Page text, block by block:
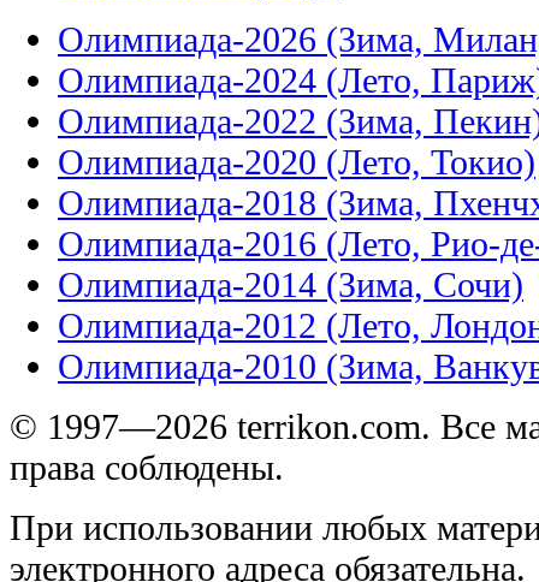
Олимпиада-2026 (Зима,
Олимпиада-2024 (Лето,
Олимпиада-2022 (Зима,
Олимпиада-2020 (Лето, Токио)
Олимпиада-2018 (Зима,
Олимпиада-2016 (Лето, Рио-
Олимпиада-2014 (Зима, Сочи)
Олимпиада-2012 (Лето,
Олимпиада-2010 (Зима,
© 1997—2026 terrikon.com. Все
права соблюдены.
При использовании любых
электронного адреса обязательна.